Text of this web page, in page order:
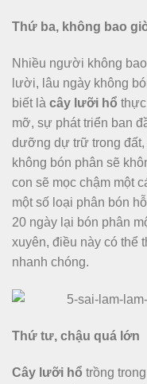
Thứ ba, không bao
Nhiều người không
lười, lâu ngày không
biết là cây lưỡi hổ
mỡ, sự phát triển ban
dưỡng dự trữ trong
không bón phân sẽ
con sẽ mọc chậm một
một số loại phân bón
20 ngày lại bón phân
xuyên, điều này có thể
nhanh chóng.
Thứ tư, chậu quá lớn
Cây lưỡi hổ trồng